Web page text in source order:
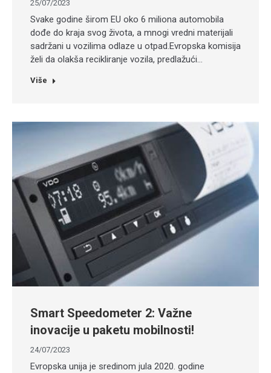
25/07/2023
Svake godine širom EU oko 6 miliona automobila
dođe do kraja svog života, a mnogi vredni materijali
sadržani u vozilima odlaze u otpad.Evropska komisija
želi da olakša recikliranje vozila, predlažući…
Više
Smart Speedometer 2: Važne
inovacije u paketu mobilnosti!
24/07/2023
Evropska unija je sredinom jula 2020. godine